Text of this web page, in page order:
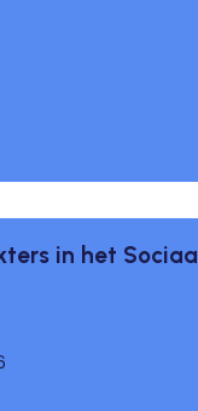
in het Sociaal